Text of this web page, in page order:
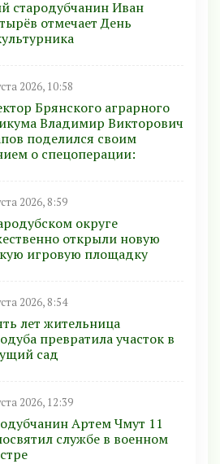
стародубчанин Иван
отмечает День
2026, 10:58
Брянского аграрного
Владимир Викторович
поделился своим
о спецоперации:
2026, 8:59
округе
открыли новую
игровую площадку
2026, 8:54
лет жительница
превратила участок в
сад
2026, 12:39
Артем Чмут 11
службе в военном